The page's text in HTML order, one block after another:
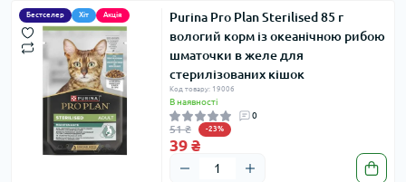
Бестселер Хіт Акція
Purina Pro Plan Sterilised 85 г
вологий корм із океанічною рибою
шматочки в желе для
стерилізованих кішок
Код товару: 19006
В наявності
0
51 ₴ -23%
39 ₴